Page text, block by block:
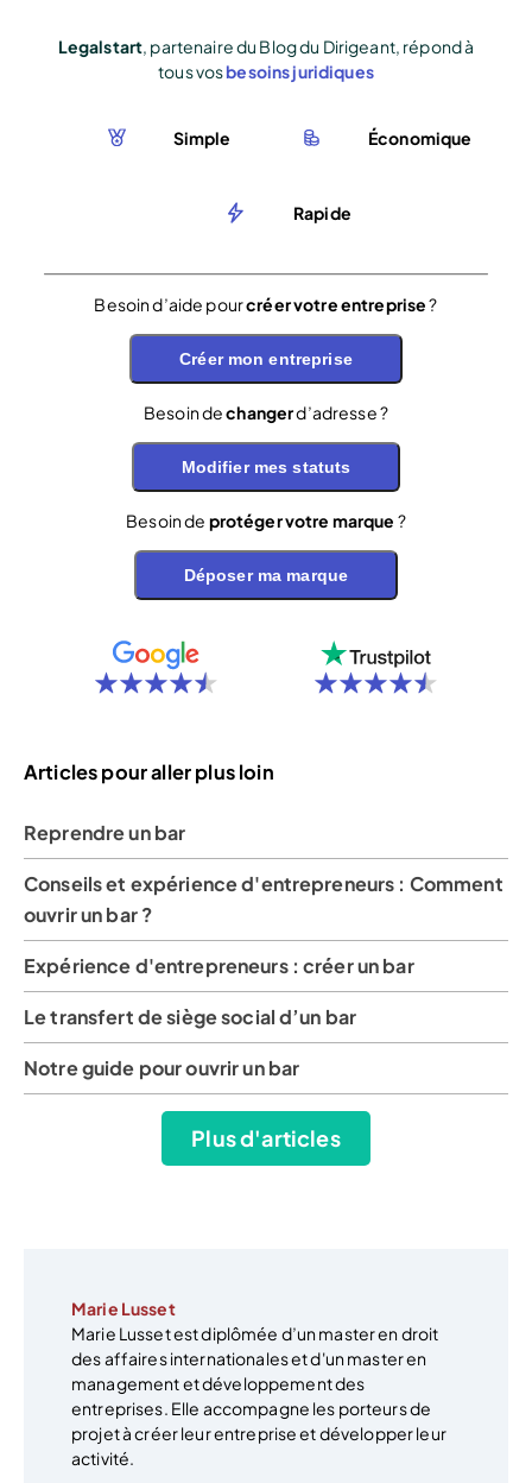
Legalstart, partenaire du Blog du Dirigeant, répond à
tous vosbesoins juridiques
Simple Économique
Rapide
Besoin d’aide pourcréer votre entreprise?
Créer mon entreprise
Besoin dechangerd’adresse ?
Modifier mes statuts
Besoin de protéger votre marque ?
Déposer ma marque
Articles pour aller plus loin
Reprendre un bar
Conseils et expérience d'entrepreneurs : Comment
ouvrir un bar ?
Expérience d'entrepreneurs : créer un bar
Le transfert de siège social d’un bar
Notre guide pour ouvrir un bar
Plus d'articles
Marie Lusset
Marie Lusset est diplômée d’un master en droit
des affaires internationales et d'un master en
management et développement des
entreprises. Elle accompagne les porteurs de
projet à créer leur entreprise et développer leur
activité.